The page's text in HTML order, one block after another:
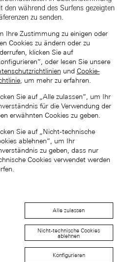
in die Welt der
& Söhne und entdecken Sie die
Geschichten und feinste
Newsletter abonnieren.
den während des Surfens gezeigten
zu senden.
Ihre Zustimmung zu einigen oder
Cookies zu ändern oder zu
klicken Sie auf
oder lesen Sie unsere
und Cookie-
, um mehr zu erfahren.
Sie auf „Alle zulassen“, um Ihr
für die Verwendung der
erwähnten Cookies zu geben.
Sie auf „Nicht-technische
ablehnen“, um Ihr
zu geben, dass nur
Cookies verwendet werden
Alle zulassen
Nicht-technische Cookies
ablehnen
Konfigurieren